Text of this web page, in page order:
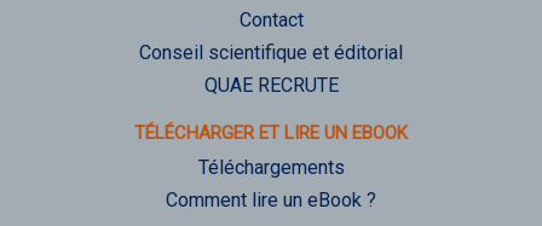
Contact
Conseil scientifique et éditorial
QUAE RECRUTE
TÉLÉCHARGER ET LIRE UN EBOOK
Téléchargements
Comment lire un eBook ?